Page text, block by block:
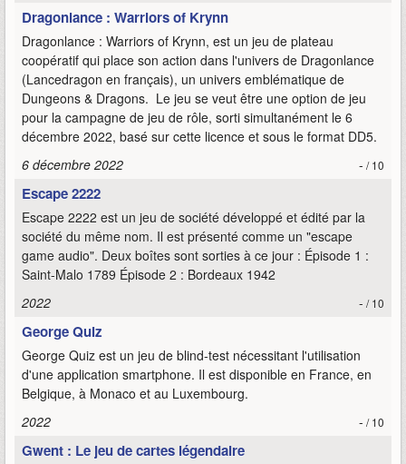
Dragonlance : Warriors of Krynn
Dragonlance : Warriors of Krynn, est un jeu de plateau
coopératif qui place son action dans l'univers de Dragonlance
(Lancedragon en français), un univers emblématique de
Dungeons & Dragons. Le jeu se veut être une option de jeu
pour la campagne de jeu de rôle, sorti simultanément le 6
décembre 2022, basé sur cette licence et sous le format DD5.
6 décembre 2022
- / 10
Escape 2222
Escape 2222 est un jeu de société développé et édité par la
société du même nom. Il est présenté comme un "escape
game audio". Deux boîtes sont sorties à ce jour : Épisode 1 :
Saint-Malo 1789 Épisode 2 : Bordeaux 1942
2022
- / 10
George Quiz
George Quiz est un jeu de blind-test nécessitant l'utilisation
d'une application smartphone. Il est disponible en France, en
Belgique, à Monaco et au Luxembourg.
2022
- / 10
Gwent : Le jeu de cartes légendaire